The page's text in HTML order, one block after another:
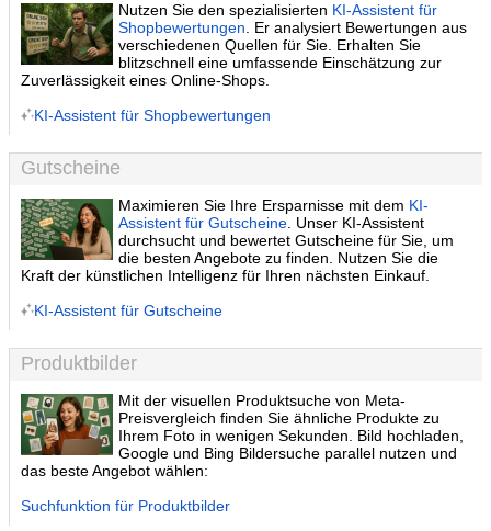
Nutzen Sie den spezialisierten KI-Assistent für
Shopbewertungen . Er analysiert Bewertungen aus
verschiedenen Quellen für Sie. Erhalten Sie
blitzschnell eine umfassende Einschätzung zur
Zuverlässigkeit eines Online-Shops.
KI-Assistent für Shopbewertungen
Gutscheine
Maximieren Sie Ihre Ersparnisse mit dem KI-
Assistent für Gutscheine . Unser KI-Assistent
durchsucht und bewertet Gutscheine für Sie, um
die besten Angebote zu finden. Nutzen Sie die
Kraft der künstlichen Intelligenz für Ihren nächsten Einkauf.
KI-Assistent für Gutscheine
Produktbilder
Mit der visuellen Produktsuche von Meta-
Preisvergleich finden Sie ähnliche Produkte zu
Ihrem Foto in wenigen Sekunden. Bild hochladen,
Google und Bing Bildersuche parallel nutzen und
das beste Angebot wählen:
Suchfunktion für Produktbilder